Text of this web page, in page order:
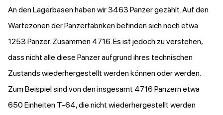
An den Lagerbasen haben wir 3463 Panzer gezählt. Auf den
Wartezonen der Panzerfabriken befinden sich noch etwa
1253 Panzer. Zusammen 4716. Es ist jedoch zu verstehen,
dass nicht alle diese Panzer aufgrund ihres technischen
Zustands wiederhergestellt werden können oder werden.
Zum Beispiel sind von den insgesamt 4716 Panzern etwa
650 Einheiten T-64, die nicht wiederhergestellt werden